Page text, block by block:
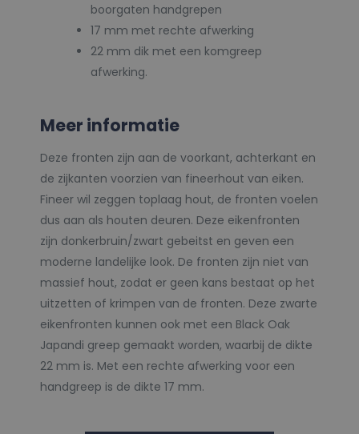
boorgaten handgrepen
17 mm met rechte afwerking
22 mm dik met een komgreep
afwerking.
Meer informatie
Deze fronten zijn aan de voorkant, achterkant en
de zijkanten voorzien van fineerhout van eiken.
Fineer wil zeggen toplaag hout, de fronten voelen
dus aan als houten deuren. Deze eikenfronten
zijn donkerbruin/zwart gebeitst en geven een
moderne landelijke look. De fronten zijn niet van
massief hout, zodat er geen kans bestaat op het
uitzetten of krimpen van de fronten. Deze zwarte
eikenfronten kunnen ook met een Black Oak
Japandi greep gemaakt worden, waarbij de dikte
22 mm is. Met een rechte afwerking voor een
handgreep is de dikte 17 mm.